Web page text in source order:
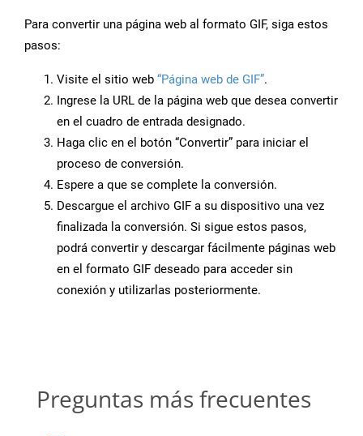
Para convertir una página web al formato GIF, siga estos
pasos:
Visite el sitio web “Página web de GIF”.
Ingrese la URL de la página web que desea convertir
en el cuadro de entrada designado.
Haga clic en el botón “Convertir” para iniciar el
proceso de conversión.
Espere a que se complete la conversión.
Descargue el archivo GIF a su dispositivo una vez
finalizada la conversión. Si sigue estos pasos,
podrá convertir y descargar fácilmente páginas web
en el formato GIF deseado para acceder sin
conexión y utilizarlas posteriormente.
Preguntas más frecuentes